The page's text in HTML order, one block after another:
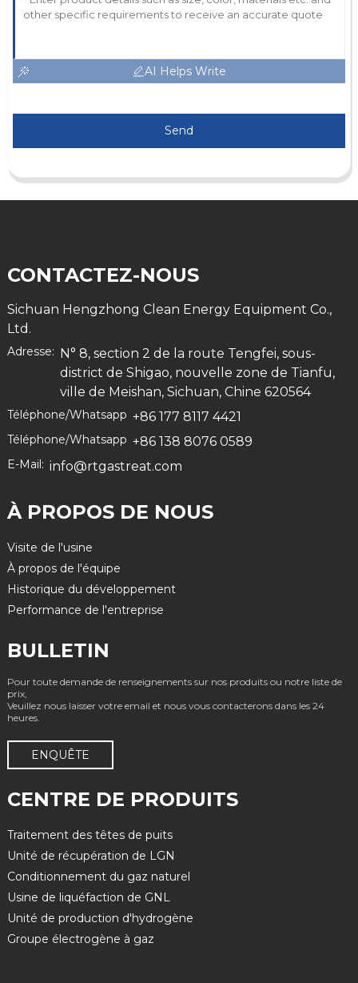
AI Helps Write
Send
CONTACTEZ-NOUS
Sichuan Hengzhong Clean Energy Equipment Co.,
Ltd.
Adresse: N° 8, section 2 de la route Tengfei, sous-
district de Shigao, nouvelle zone de Tianfu,
ville de Meishan, Sichuan, Chine 620564
Téléphone/Whatsapp +86 177 8117 4421
Téléphone/Whatsapp +86 138 8076 0589
E-Mail: info@rtgastreat.com
À PROPOS DE NOUS
Visite de l'usine
À propos de l'équipe
Historique du développement
Performance de l'entreprise
BULLETIN
Pour toute demande de renseignements sur nos produits ou notre liste de
prix,
Veuillez nous laisser votre email et nous vous contacterons dans les 24
heures.
ENQUÊTE
CENTRE DE PRODUITS
Traitement des têtes de puits
Unité de récupération de LGN
Conditionnement du gaz naturel
Usine de liquéfaction de GNL
Unité de production d'hydrogène
Groupe électrogène à gaz